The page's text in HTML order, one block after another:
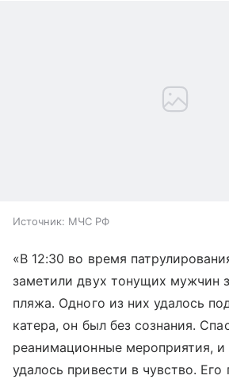
Источник: МЧС РФ
«В 12:30 во время
заметили двух тонущих мужчин
пляжа. Одного из них удалось
катера, он был без сознания.
реанимационные мероприятия, и
удалось привести в чувство.